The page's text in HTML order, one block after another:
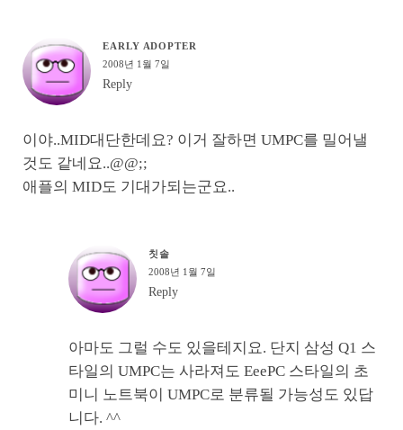
EARLY ADOPTER
2008년 1월 7일
Reply
이야..MID대단한데요? 이거 잘하면 UMPC를 밀어낼
것도 같네요..@@;;
애플의 MID도 기대가되는군요..
칫솔
2008년 1월 7일
Reply
아마도 그럴 수도 있을테지요. 단지 삼성 Q1 스
타일의 UMPC는 사라져도 EeePC 스타일의 초
미니 노트북이 UMPC로 분류될 가능성도 있답
니다. ^^